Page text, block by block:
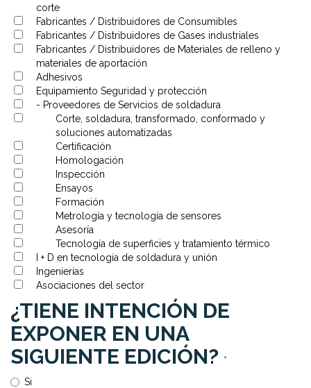
corte
Fabricantes / Distribuidores de Consumibles
Fabricantes / Distribuidores de Gases industriales
Fabricantes / Distribuidores de Materiales de relleno y
materiales de aportación
Adhesivos
Equipamiento Seguridad y protección
- Proveedores de Servicios de soldadura
Corte, soldadura, transformado, conformado y
soluciones automatizadas
Certificación
Homologación
Inspección
Ensayos
Formación
Metrología y tecnología de sensores
Asesoría
Tecnología de superficies y tratamiento térmico
I + D en tecnología de soldadura y unión
Ingenierías
Asociaciones del sector
¿TIENE INTENCIÓN DE
EXPONER EN UNA
SIGUIENTE EDICIÓN? *
Si